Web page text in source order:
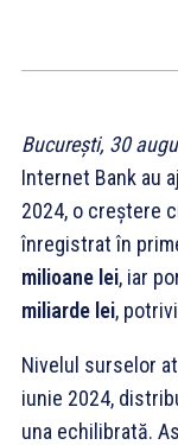
București, 30
Internet Bank au
2024, o creștere
înregistrat în
milioane lei, iar
miliarde lei,
Nivelul surselor
iunie 2024,
una echilibrată.